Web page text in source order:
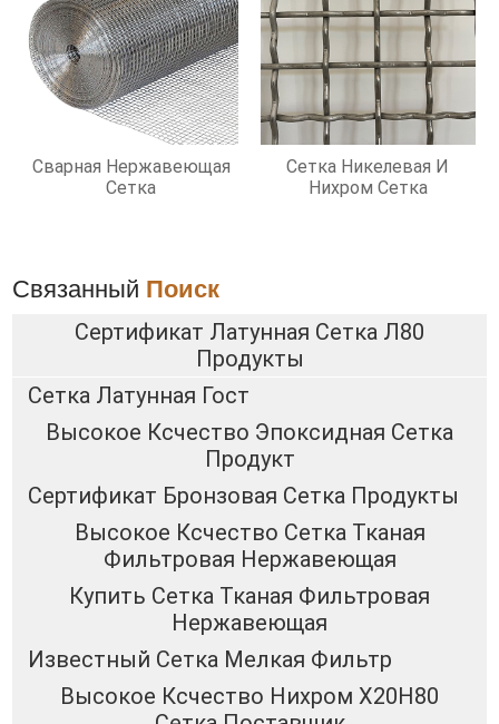
Сварная Нержавеющая
Сетка
Сетка Никелевая И
Нихром Сетка
Связанный Поиск
Сертификат Латунная Сетка Л80
Продукты
Сетка Латунная Гост
Высокое Ксчество Эпоксидная Сетка
Продукт
Сертификат Бронзовая Сетка Продукты
Высокое Ксчество Сетка Тканая
Фильтровая Нержавеющая
Купить Сетка Тканая Фильтровая
Нержавеющая
Известный Сетка Мелкая Фильтр
Высокое Ксчество Нихром Х20Н80